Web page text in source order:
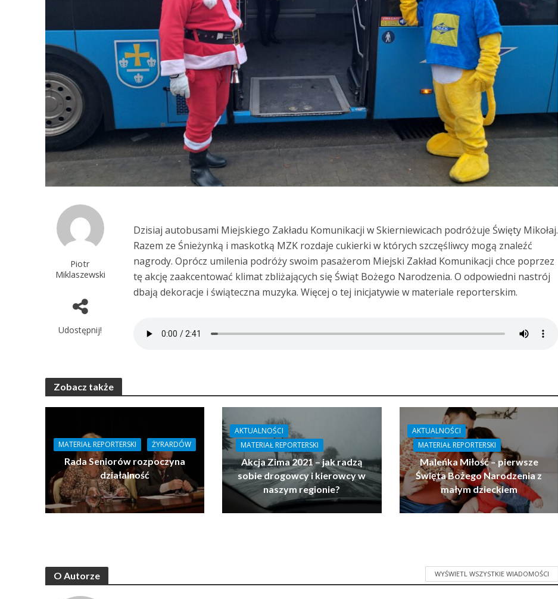
Piotr
Miklaszewski
Udostępnij!
Dzisiaj autobusami Miejskiego Zakładu Komunikacji w Skierniewicach podróżuje Święty Mikołaj.
Razem ze Śnieżynką i maskotką MZK rozdaje cukierki w których szczęśliwcy mogą znaleźć
nagrody. Oprócz umilenia podróży swoim pasażerom Miejski Zakład Komunikacji chce poprzez
tę akcję zaakcentować klimat zbliżających się Świąt Bożego Narodzenia. O odpowiedni nastrój
dbają dekoracje i świąteczna muzyka. Więcej o tej inicjatywie w materiale reporterskim.
Zobacz także
MATERIAŁ REPORTERSKI ŻYRARDÓW
Rada Seniorów rozpoczyna
działalność
AKTUALNOŚCI
MATERIAŁ REPORTERSKI
Akcja Zima 2021 – jak radzą
sobie drogowcy i kierowcy w
naszym regionie?
AKTUALNOŚCI
MATERIAŁ REPORTERSKI
Maleńka Miłość – pierwsze
Święta Bożego Narodzenia z
małym dzieckiem
O Autorze WYŚWIETL WSZYSTKIE WIADOMOŚCI